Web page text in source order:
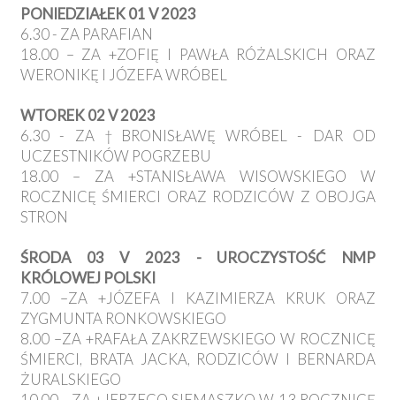
PONIEDZIAŁEK 01 V 2023
6.30 - ZA PARAFIAN
18.00 – ZA +ZOFIĘ I PAWŁA RÓŻALSKICH ORAZ
WERONIKĘ I JÓZEFA WRÓBEL
WTOREK 02 V 2023
6.30 - ZA †BRONISŁAWĘ WRÓBEL - DAR OD
UCZESTNIKÓW POGRZEBU
18.00 – ZA +STANISŁAWA WISOWSKIEGO W
ROCZNICĘ ŚMIERCI ORAZ RODZICÓW Z OBOJGA
STRON
ŚRODA 03 V 2023 - UROCZYSTOŚĆ NMP
KRÓLOWEJ POLSKI
7.00 –ZA +JÓZEFA I KAZIMIERZA KRUK ORAZ
ZYGMUNTA RONKOWSKIEGO
8.00 –ZA +RAFAŁA ZAKRZEWSKIEGO W ROCZNICĘ
ŚMIERCI, BRATA JACKA, RODZICÓW I BERNARDA
ŻURALSKIEGO